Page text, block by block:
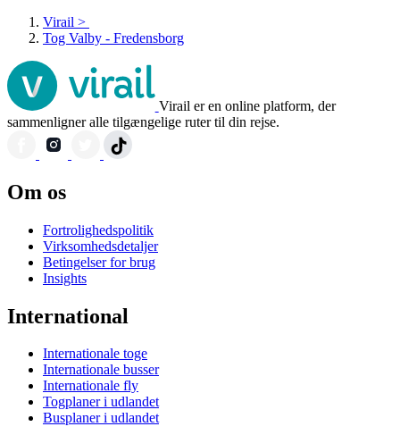
Virail >
Tog Valby - Fredensborg
Virail er en online platform, der
sammenligner alle tilgængelige ruter til din rejse.
Om os
Fortrolighedspolitik
Virksomhedsdetaljer
Betingelser for brug
Insights
International
Internationale toge
Internationale busser
Internationale fly
Togplaner i udlandet
Busplaner i udlandet